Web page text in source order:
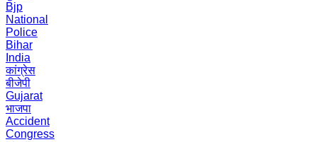
Bjp
National
Police
Bihar
India
कांग्रेस
बीजेपी
Gujarat
भाजपा
Accident
Congress